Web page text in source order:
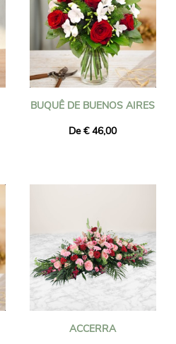
BUQUÊ DE BUENOS AIRES
De € 46,00
ACCERRA